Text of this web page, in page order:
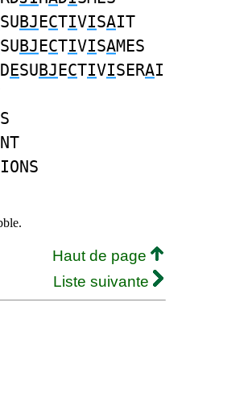
SUBJECTIVISAIT
SUBJECTIVISAMES
ESUBJECTIVISERAI
Haut de page
Liste suivante